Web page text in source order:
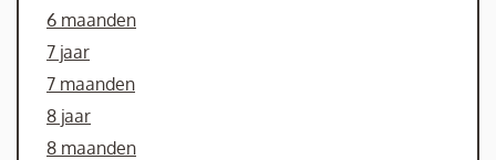
6 maanden
7 jaar
7 maanden
8 jaar
8 maanden